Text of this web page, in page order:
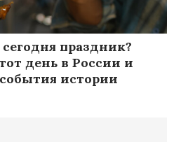
праздник?
день в России и
истории